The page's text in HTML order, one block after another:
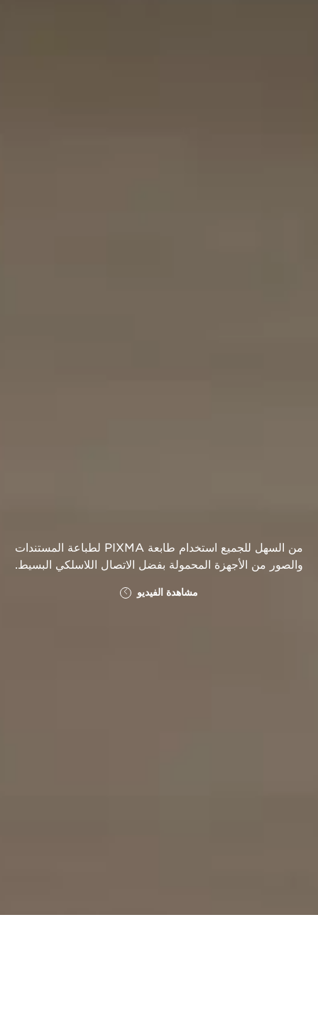
من السهل للجميع استخدام طابعة PIXMA لطباعة المستندات
والصور من الأجهزة المحمولة بفضل الاتصال اللاسلكي البسيط.
مشاهدة الفيديو